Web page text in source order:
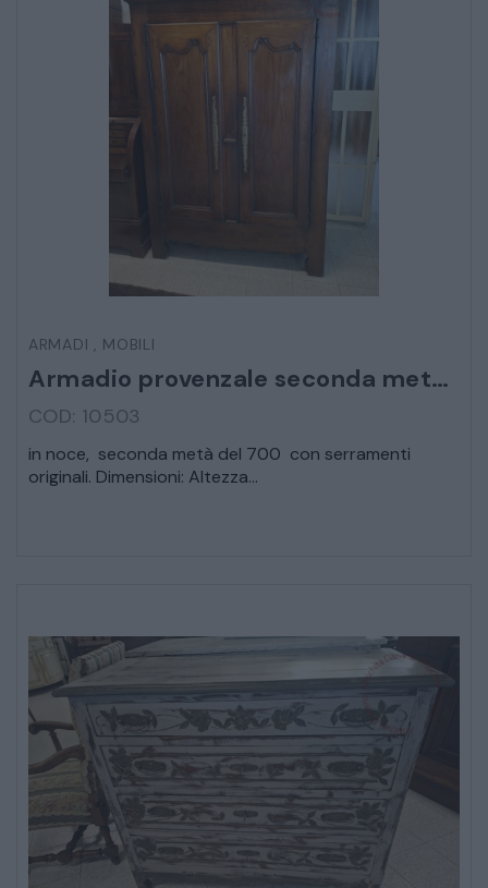
CAMERE
SALE DA PRANZO E SOGGIORNO
CREDENZE – DOPPI CORPI – BUFFET
ARREDO DA GIARDINO
DECORAZIONI OGGETTISTICA ILLUMINAZIONE
MATERIALI E STRUTTURE
MODERNARIATO
ARMADI , MOBILI
Armadio provenzale seconda metà 700
COD: 10503
in noce, seconda metà del 700 con serramenti
originali. Dimensioni: Altezza...